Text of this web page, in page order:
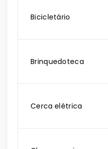
Bicicletário
Brinquedoteca
Cerca elétrica